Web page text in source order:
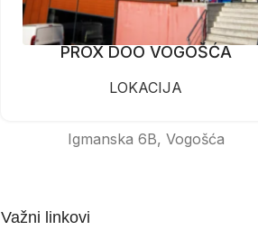
PROX DOO VOGOŠĆA
LOKACIJA
Igmanska 6B, Vogošća
Važni linkovi